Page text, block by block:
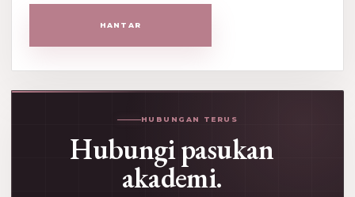
HANTAR
HUBUNGAN TERUS
Hubungi pasukan
akademi.